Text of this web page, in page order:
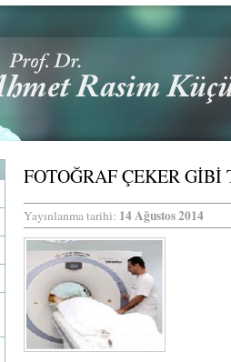
FOTOĞRAF ÇEKER
Yayınlanma tarihi: 14 Ağustos 2014